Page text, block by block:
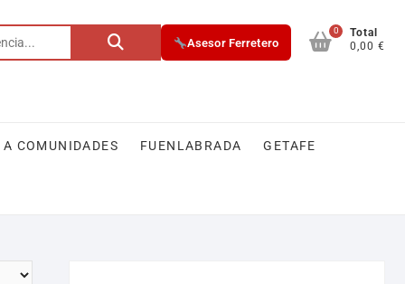
Asesor Ferretero
0
Total
0,00 €
COMUNIDADES FUENLABRADA GETAFE